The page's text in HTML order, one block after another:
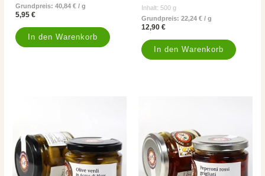
Grundpreis:40,84€ /g
5,95€
In den Warenkorb
Inhalt: 500 g
Grundpreis: 22,24 € / g
12,90 €
In den Warenkorb